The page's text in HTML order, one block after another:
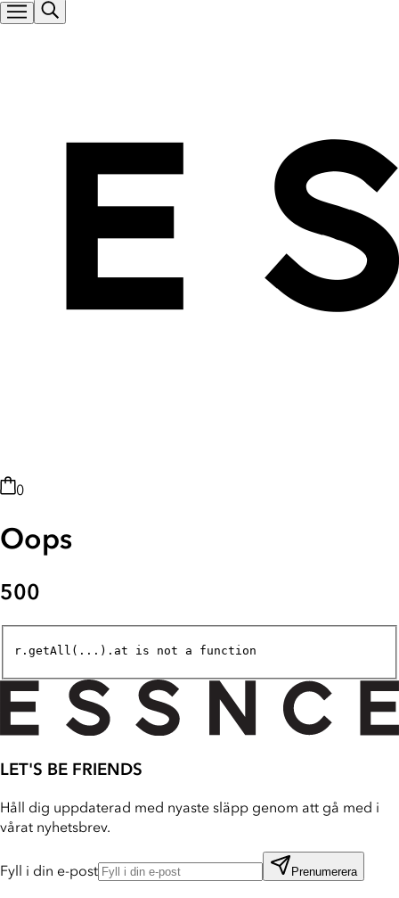
0
Oops
500
r.getAll(...).at is not a function
LET'S BE FRIENDS
Håll dig uppdaterad med nyaste släpp genom att gå med i
vårat nyhetsbrev.
Fyll i din e-post Prenumerera